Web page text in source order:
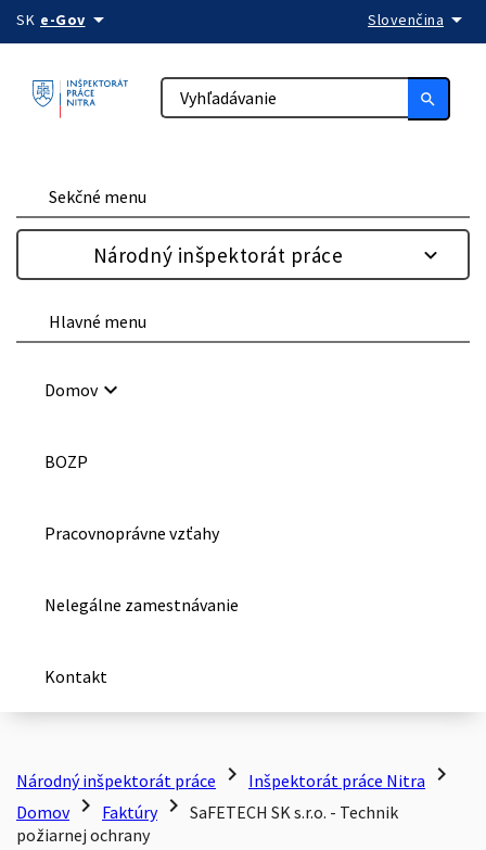
Preskočiť na obsah
SK e-Govarrow_drop_down Slovenčina arrow_drop_down
search
Sekčné menu
Národný inšpektorát práce
Hlavné menu
Domovkeyboard_arrow_down
BOZP
Pracovnoprávne vzťahy
Nelegálne zamestnávanie
Kontakt
Národný inšpektorát práce chevron_right Inšpektorát práce Nitra chevron_right
Domov chevron_right Faktúry chevron_right SaFETECH SK s.r.o. - Technik
požiarnej ochrany